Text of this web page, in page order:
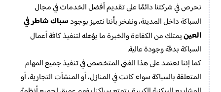
نحرص في شركتنا دائمًا على تقديم أفضل الخدمات في مجال
السباكة داخل المدينة، ونفخر بأننا نتميز بوجودسباك شاطر في
العينيمتلك من الكفاءة والخبرة ما يؤهله لتنفيذ كافة أعمال
السباكة بدقة وجودة عالية.
كما إننا نعتمد على هذا الفني المتخصص في تنفيذ جميع المهام
المتعلقة بالسباكة سواء كانت في المنازل، أو المنشآت التجارية، أو